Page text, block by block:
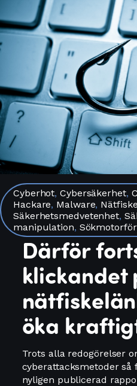
Cyberhot,Cybersäkerhet,
Hackare, Malware, Nätfiske
Säkerhetsmedvetenhet,
manipulation,
Därför
klickandet
öka
Trots alla redogörelser
cyberattacksmetoder
nyligen publicerad